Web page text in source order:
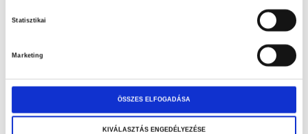
Statisztikai
Marketing
ÖSSZES ELFOGADÁSA
KIVÁLASZTÁS ENGEDÉLYEZÉSE
Hozzáadás a kívánságlistához
KIFUTÓ MODELL